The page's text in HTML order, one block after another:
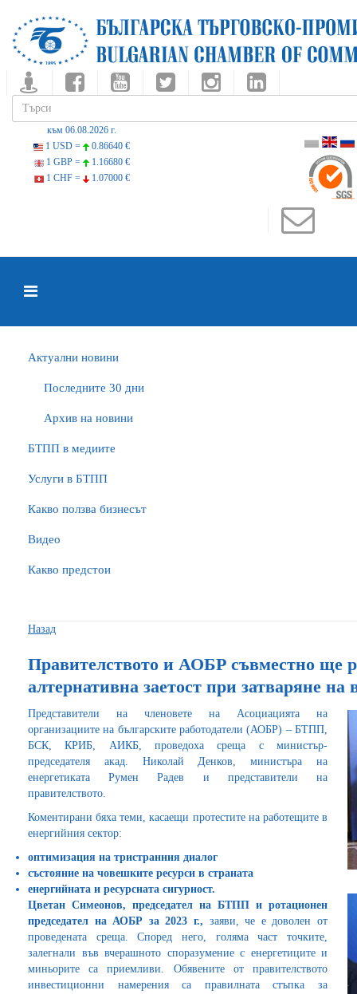
към 06.08.2026 г.
1 USD =
0.86640 €
1 GBP =
1.16680 €
1 CHF =
1.07000 €
Актуални новини
Последните 30 дни
Архив на новини
БTПП в медиите
Услуги в БТПП
Какво ползва бизнесът
Видео
Какво предстои
Назад
Правителството и АОБР съвместно ще
алтернативна заетост при затваряне
Представители на членовете на Асоциацията на
организациите на българските работодатели (АОБР) – БТПП,
БСК, КРИБ, АИКБ, проведоха среща с министър-
председателя акад. Николай Денков, министъра на
енергетиката Румен Радев и представители на
правителството.
Коментирани бяха теми, касаещи протестите на работещите в
енергийния сектор:
оптимизация на тристранния диалог
състояние на човешките ресурси в страната
енергийната и ресурсната сигурност.
Цветан Симеонов, председател на БТПП и ротационен
председател на АОБР за 2023 г., заяви, че е доволен от
проведената среща. Според него, голяма част точките,
залегнали във вчерашното споразумение с енергетиците и
миньорите са приемливи. Обявените от правителството
инвестиционни намерения са правилната стъпка за